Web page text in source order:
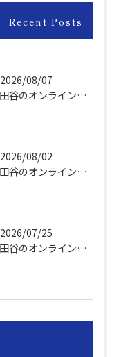
Recent Posts
2026/08/07
世田谷のオンライン肉屋のお肉は美味しいですよ！
2026/08/02
世田谷のオンライン肉屋は厳選輸入牛を取り扱っています。
2026/07/25
世田谷のオンライン肉屋の輸入牛は特別です。